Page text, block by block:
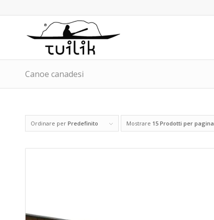
Canoe canadesi
Ordinare per Predefinito Mostrare 15 Prodotti per pagina